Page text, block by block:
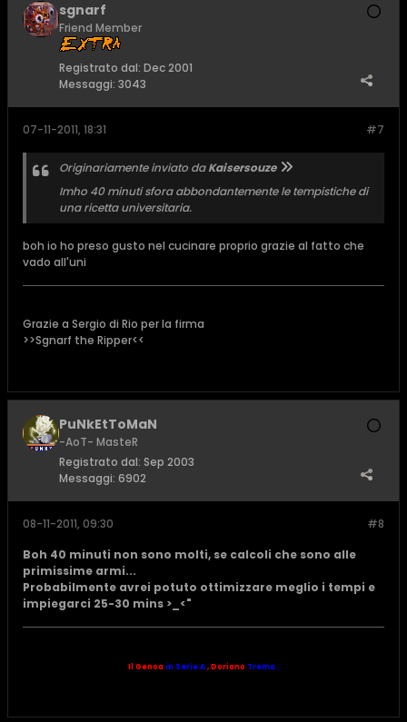
sgnarf
Friend Member
Registrato dal: Dec 2001
Messaggi: 3043
#7
07-11-2011, 18:31
Originariamente inviato daKaisersouze
Imho 40 minuti sfora abbondantemente le tempistiche di
una ricetta universitaria.
boh io ho preso gusto nel cucinare proprio grazie al fatto che
vado all'uni
Grazie a Sergio di Rio per la firma
>>Sgnarf the Ripper<<
PuNkEtToMaN
-AoT- MasteR
Registrato dal: Sep 2003
Messaggi: 6902
#8
08-11-2011, 09:30
Boh 40 minuti non sono molti, se calcoli che sono alle
primissime armi...
Probabilmente avrei potuto ottimizzare meglio i tempi e
impiegarci 25-30 mins >_<"
Il Genoain Serie A,Doriano Trema .